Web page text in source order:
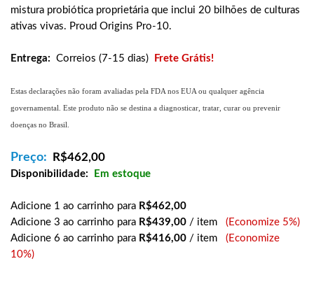
mistura probiótica proprietária que inclui 20 bilhões de culturas
ativas vivas. Proud Origins Pro-10.
Entrega: Correios (7-15 dias) Frete Grátis!
Estas declarações não foram avaliadas pela FDA nos EUA ou qualquer agência
governamental. Este produto não se destina a diagnosticar, tratar, curar ou prevenir
doenças no Brasil.
Preço: R$462,00
Disponibilidade: Em estoque
Adicione 1 ao carrinho para R$462,00
Adicione 3 ao carrinho para R$439,00 / item (Economize 5%)
Adicione 6 ao carrinho para R$416,00 / item (Economize
10%)